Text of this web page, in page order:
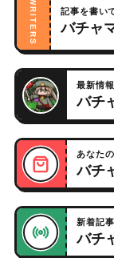
WRITERS 記事を書い
バチャ
最新情
バチ
あなた
バチ
新着記
バチ